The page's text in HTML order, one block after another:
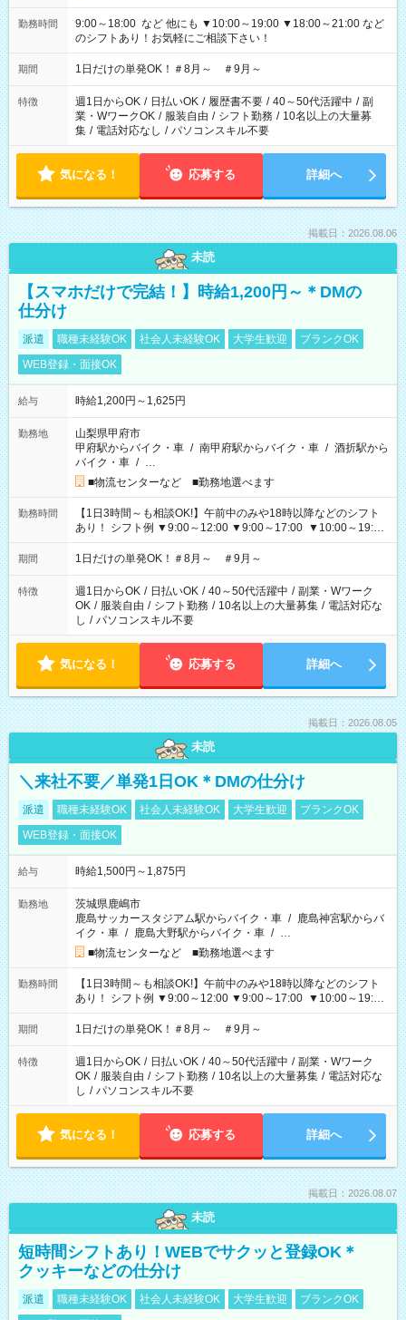
勤務時間
9:00～18:00 など 他にも ▼10:00～19:00 ▼18:00～21:00 など
のシフトあり！お気軽にご相談下さい！
期間 1日だけの単発OK！＃8月～ ＃9月～
特徴 週1日からOK / 日払いOK / 履歴書不要 / 40～50代活躍中 / 副
業・WワークOK / 服装自由 / シフト勤務 / 10名以上の大量募
集 / 電話対応なし / パソコンスキル不要
気になる！ 応募する 詳細へ
掲載日：2026.08.06
未読
【スマホだけで完結！】時給1,200円～＊DMの
仕分け
派遣 職種未経験OK 社会人未経験OK 大学生歓迎
ブランクOK
WEB登録・面接OK
給与 時給1,200円～1,625円
勤務地
山梨県甲府市
甲府駅からバイク・車 / 南甲府駅からバイク・車 / 酒折駅から
バイク・車 / …
■物流センターなど ■勤務地選べます
勤務時間
【1日3時間～も相談OK!】午前中のみや18時以降などのシフト
あり！ シフト例 ▼9:00～12:00 ▼9:00～17:00 ▼10:00～19:00
▼18:00～21:00
期間 1日だけの単発OK！＃8月～ ＃9月～
特徴 週1日からOK / 日払いOK / 40～50代活躍中 / 副業・Wワーク
OK / 服装自由 / シフト勤務 / 10名以上の大量募集 / 電話対応な
し / パソコンスキル不要
気になる！ 応募する 詳細へ
掲載日：2026.08.05
未読
＼来社不要／単発1日OK＊DMの仕分け
派遣 職種未経験OK 社会人未経験OK 大学生歓迎
ブランクOK
WEB登録・面接OK
給与 時給1,500円～1,875円
勤務地
茨城県鹿嶋市
鹿島サッカースタジアム駅からバイク・車 / 鹿島神宮駅からバ
イク・車 / 鹿島大野駅からバイク・車 / …
■物流センターなど ■勤務地選べます
勤務時間
【1日3時間～も相談OK!】午前中のみや18時以降などのシフト
あり！ シフト例 ▼9:00～12:00 ▼9:00～17:00 ▼10:00～19:00
▼18:00～21:00
期間 1日だけの単発OK！＃8月～ ＃9月～
特徴 週1日からOK / 日払いOK / 40～50代活躍中 / 副業・Wワーク
OK / 服装自由 / シフト勤務 / 10名以上の大量募集 / 電話対応な
し / パソコンスキル不要
気になる！ 応募する 詳細へ
掲載日：2026.08.07
未読
短時間シフトあり！WEBでサクッと登録OK＊
クッキーなどの仕分け
派遣 職種未経験OK 社会人未経験OK 大学生歓迎
ブランクOK